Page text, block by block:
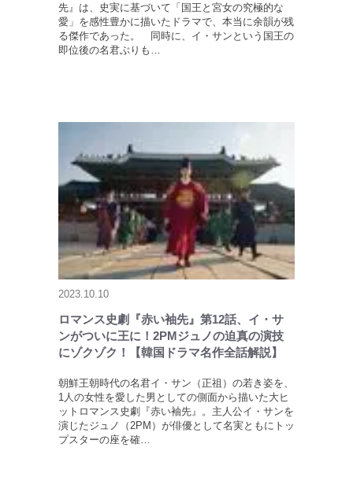
先』は、史実に基づいて「国王と宮女の究極的な
愛」を感性豊かに描いたドラマで、本当に余韻が残
る傑作であった。 同時に、イ・サンという国王の
即位後の名君ぶりも…
2023.10.10
ロマンス史劇『赤い袖先』第12話、イ・サ
ンがついに王に！2PMジュノの迫真の演技
にゾクゾク！【韓国ドラマ名作全話解説】
朝鮮王朝時代の名君イ・サン（正祖）の若き姿を、
1人の女性を愛した男としての側面から描いた大ヒ
ットロマンス史劇『赤い袖先』。主人公イ・サンを
演じたジュノ（2PM）が俳優として名実ともにトッ
プスターの座を確…